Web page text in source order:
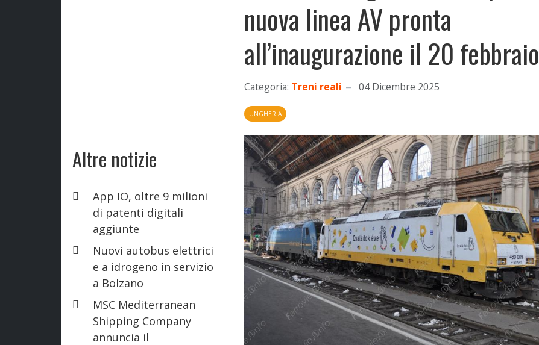
Altre notizie
App IO, oltre 9 milioni
di patenti digitali
aggiunte
Nuovi autobus elettrici
e a idrogeno in servizio
a Bolzano
MSC Mediterranean
Shipping Company
annuncia il
nuova linea AV pronta
all’inaugurazione il 20 febbraio
Categoria: Treni reali 04 Dicembre 2025
UNGHERIA